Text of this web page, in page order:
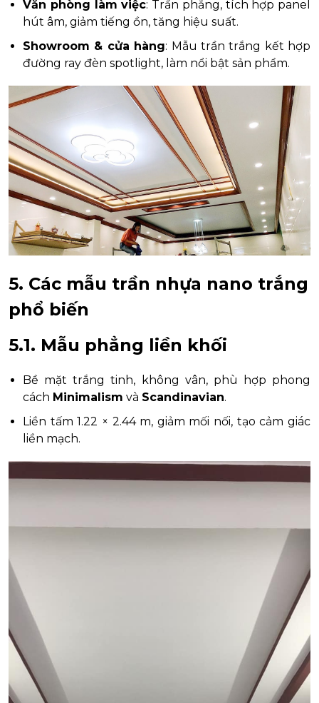
Văn phòng làm việc: Trần phẳng, tích hợp panel
hút âm, giảm tiếng ồn, tăng hiệu suất.
Showroom & cửa hàng: Mẫu trần trắng kết hợp
đường ray đèn spotlight, làm nổi bật sản phẩm.
5. Các mẫu trần nhựa nano trắng
phổ biến
5.1. Mẫu phẳng liền khối
Bề mặt trắng tinh, không vân, phù hợp phong
cách Minimalism và Scandinavian.
Liền tấm 1.22 × 2.44 m, giảm mối nối, tạo cảm giác
liền mạch.